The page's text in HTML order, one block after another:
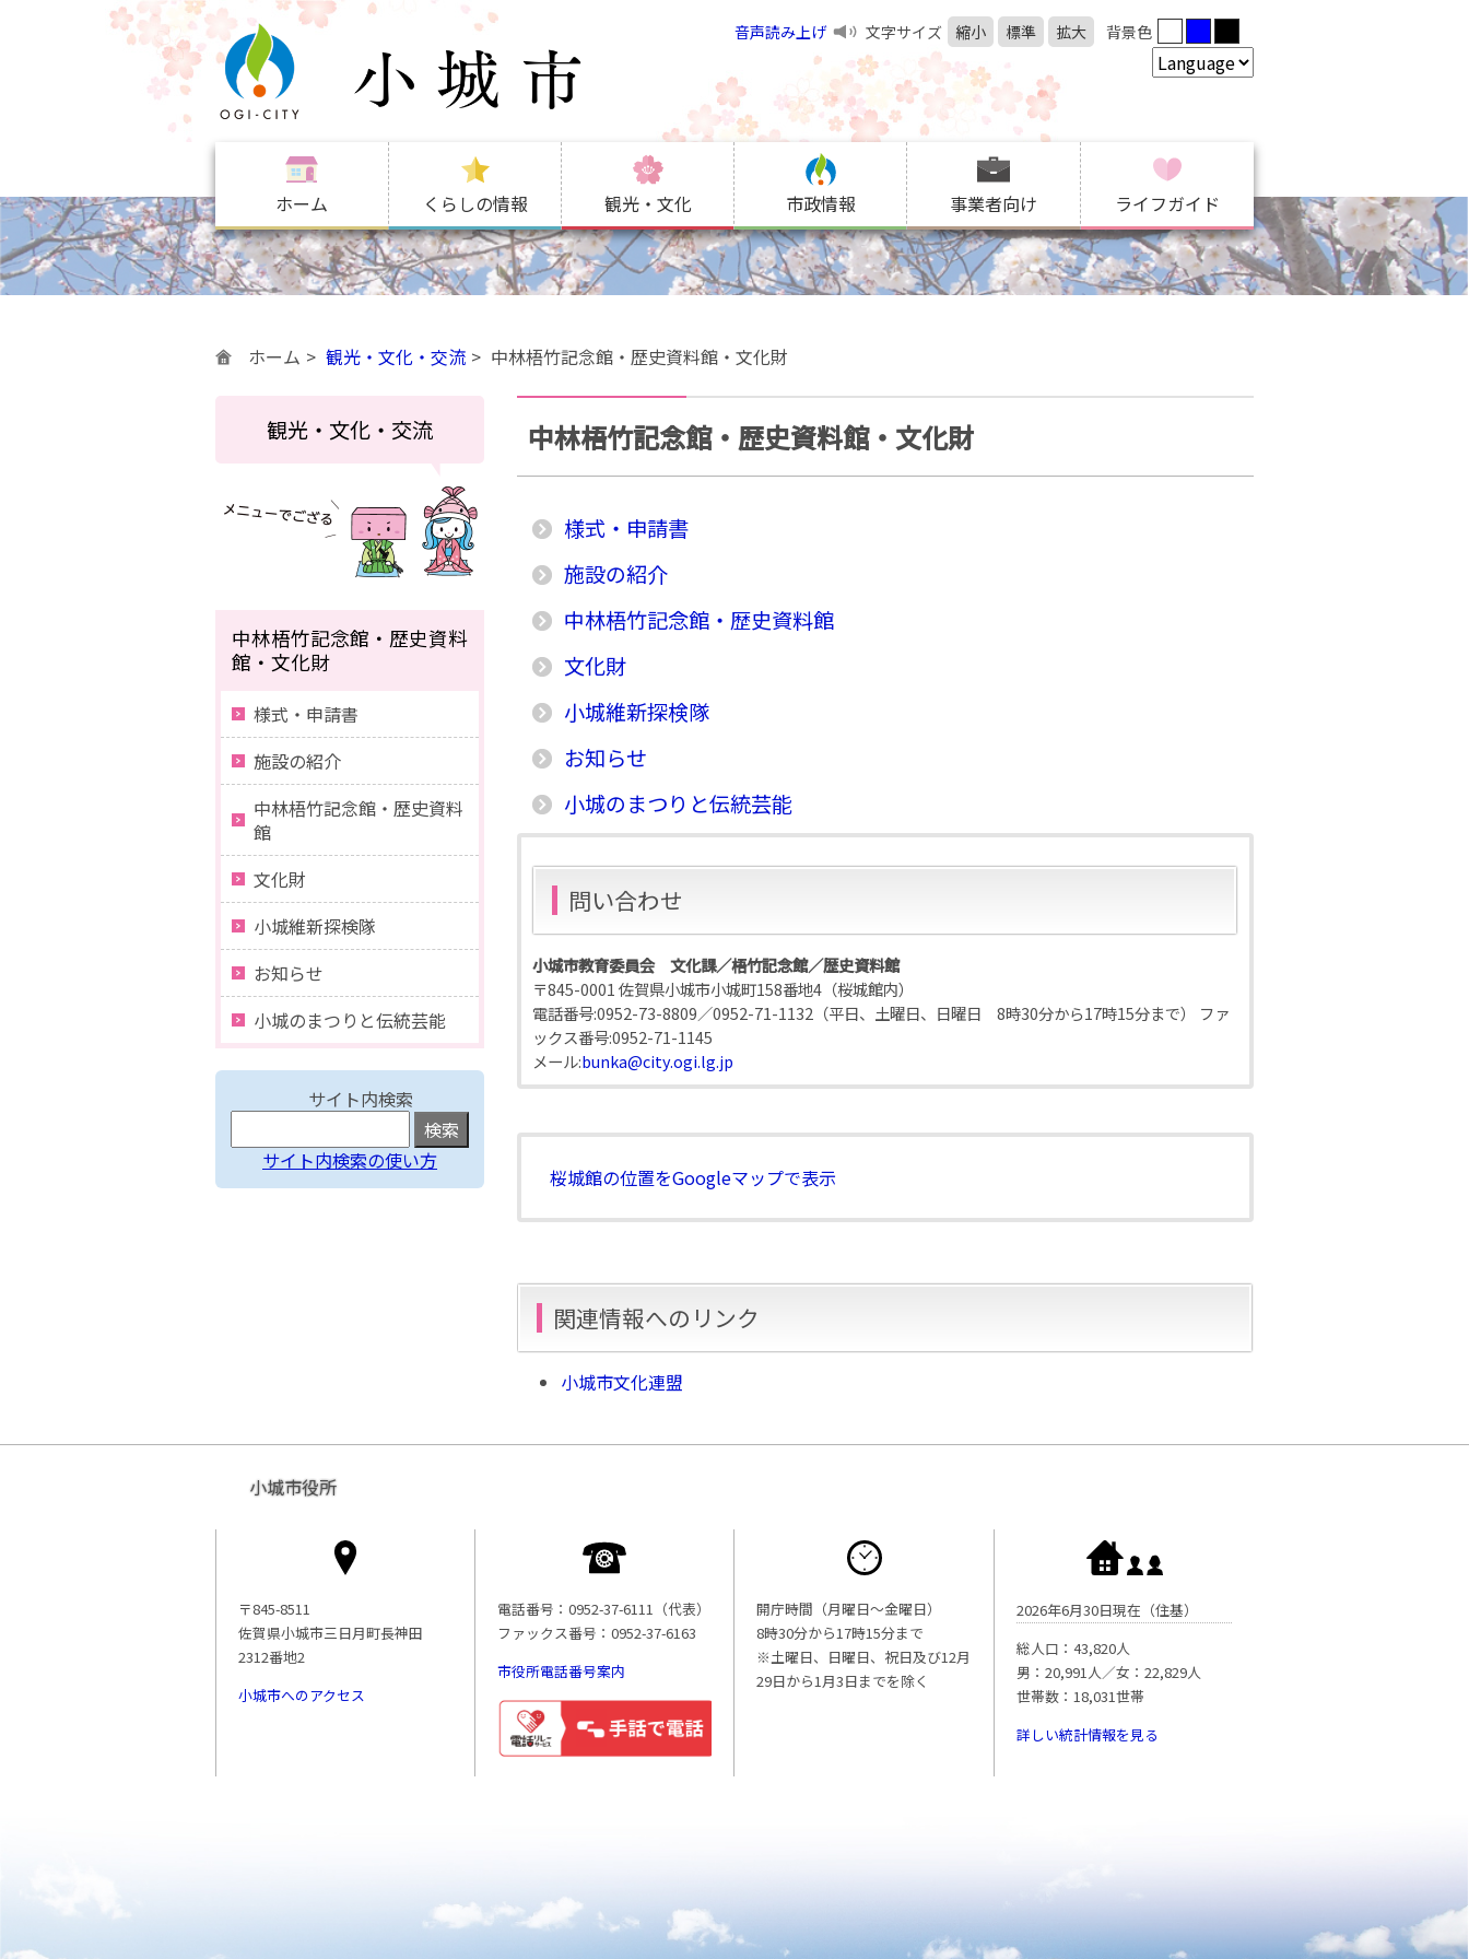
音声読み上げ 文字サイズ 縮小 標準 拡大 背景色
ホーム くらしの情報 観光・文化 市政情報 事業者向け ライフガイド
ホーム 観光・文化・交流 中林梧竹記念館・歴史資料館・文化財
中林梧竹記念館・歴史資料館・文化財
様式・申請書
施設の紹介
中林梧竹記念館・歴史資料館
文化財
小城維新探検隊
お知らせ
小城のまつりと伝統芸能
問い合わせ
小城市教育委員会 文化課／梧竹記念館／歴史資料館
〒845-0001 佐賀県小城市小城町158番地4（桜城館内）
電話番号:0952-73-8809／0952-71-1132（平日、土曜日、日曜日 8時30分から17時15分まで）
ファ
ックス番号:0952-71-1145
メール:bunka@city.ogi.lg.jp
桜城館の位置をGoogleマップで表示
関連情報へのリンク
小城市文化連盟
観光・文化・交流
中林梧竹記念館・歴史資料
館・文化財
様式・申請書
施設の紹介
中林梧竹記念館・歴史資料
館
文化財
小城維新探検隊
お知らせ
小城のまつりと伝統芸能
サイト内検索
サイト内検索の使い方
小城市役所
〒845-8511
佐賀県小城市三日月町長神田
2312番地2
小城市へのアクセス
電話番号：0952-37-6111（代表）
ファックス番号：0952-37-6163
市役所電話番号案内
開庁時間（月曜日〜金曜日）
8時30分から17時15分まで
※土曜日、日曜日、祝日及び12月
29日から1月3日までを除く
2026年6月30日現在（住基）
総人口：43,820人
男：20,991人／女：22,829人
世帯数：18,031世帯
詳しい統計情報を見る